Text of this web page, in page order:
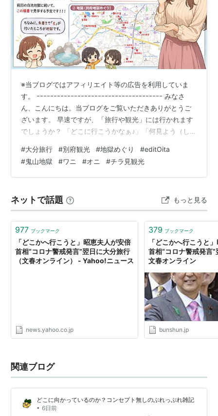
※当ブログではアフィリエイト等の広告を利用していま
す。 ｰｰｰｰｰｰｰｰｰｰｰｰｰｰｰｰｰｰｰｰｰｰｰｰｰｰｰｰｰｰｰｰｰｰｰｰｰ みなさ
ん、こんにちは。当ブログをご覧いただきありがとうご
ざいます。 早速ですが、「旅行や観光」には行かれます
でしょうか？ 「どこに行こうかなぁ♪」「何見よう（しよ
ど、行く前からウキウキしますよね♪ さてさて、残念なが
ら今回も仕事の関係で行きましたのでさほど時間もあり
ませんでしたが。。。(T_T) ってことで、まずは・・・ご
に ○ 地獄巡りスタート中！■ 鬼…
#大分旅行 #別府観光 #地獄めぐり #editOita
#鬼山地獄 #ワニ #オニ #チラ見観光
ネットで話題 もっと見る
977 ブックマーク
「どこかへ行こうと」昭恵夫人が安倍
首相“コロナ警戒発言”翌日に大分旅行
（文春オンライン） - Yahoo!ニュース
news.yahoo.co.jp
379 ブックマーク
「どこかへ行こうと
首相“コロナ警戒発言
文春オンライン
bunshun.jp
関連ブログ
どこに向かっているのか？コンセプト無しのぶれっぶれ雑記
• 6日前